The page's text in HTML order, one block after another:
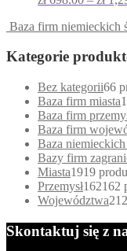
Baza firm niemieckich
Kategorie
Bez kategorii66
Baza firm miasta
Baza firm
Baza firm
Baza
Bazy firm
Miasta1919
Przemysł162162
Województwa21
Skontaktuj się z